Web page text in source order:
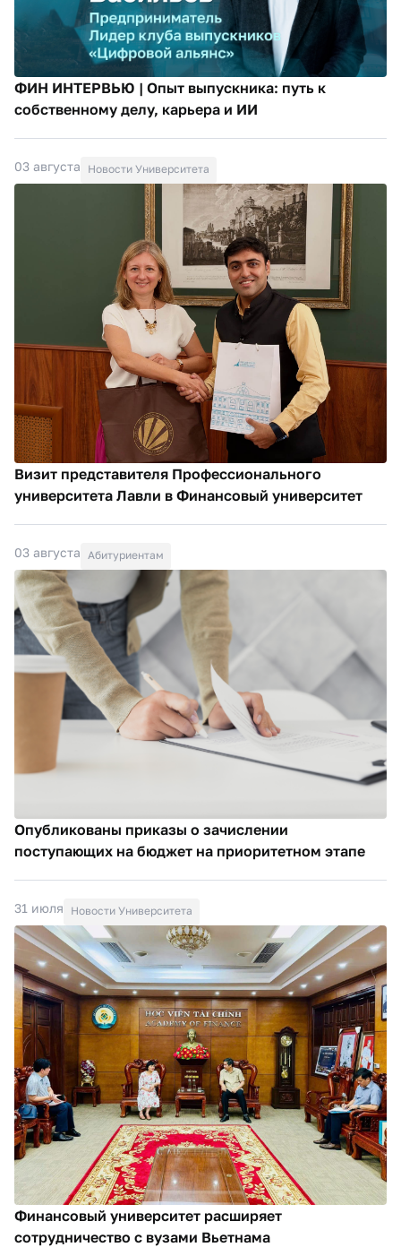
ФИН ИНТЕРВЬЮ | Опыт выпускника: путь к
собственному делу, карьера и ИИ
03 августа Новости Университета
Визит представителя Профессионального
университета Лавли в Финансовый университет
03 августа Абитуриентам
Опубликованы приказы о зачислении
поступающих на бюджет на приоритетном этапе
31 июля Новости Университета
Финансовый университет расширяет
сотрудничество с вузами Вьетнама